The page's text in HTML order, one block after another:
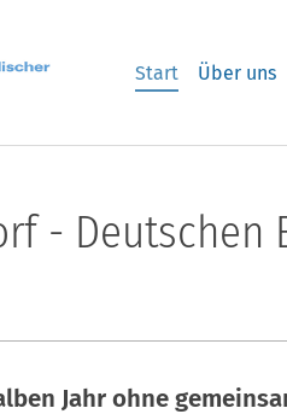
Start Über uns
- Deutschen
Jahr ohne